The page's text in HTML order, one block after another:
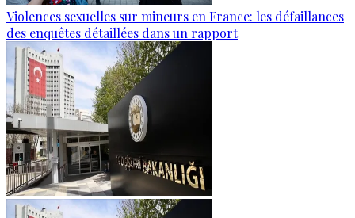
Violences sexuelles sur mineurs en France: les défaillances
des enquêtes détaillées dans un rapport